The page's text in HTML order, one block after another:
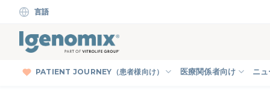
content
言語
PATIENT JOURNEY（患者様向け） 医療関係者向け ニ